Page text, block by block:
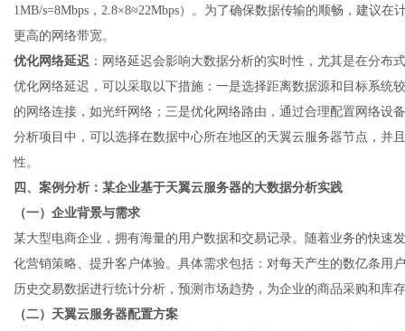
1MB/s=8Mbps，2.8×8≈22Mbps）。为了确保数据传输的顺畅，建议
更高的网络带宽。
优化网络延迟 ：网络延迟会影响大数据分析的实时性，尤其是在分
优化网络延迟，可以采取以下措施：一是选择距离数据源和目标系统
的网络连接，如光纤网络；三是优化网络路由，通过合理配置网络设
分析项目中，可以选择在数据中心所在地区的天翼云服务器节点，并
性。
四、案例分析：某企业基于天翼云服务器的大数据分析实践
（一）企业背景与需求
某大型电商企业，拥有海量的用户数据和交易记录。随着业务的快速
化营销策略、提升客户体验。具体需求包括：对每天产生的数亿条用
历史交易数据进行统计分析，预测市场趋势，为企业的商品采购和库
（二）天翼云服务器配置方案